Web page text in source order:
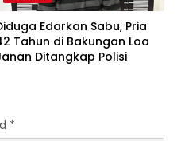
Edarkan Sabu, Pria
Tahun di Bakungan Loa
Ditangkap Polisi
*